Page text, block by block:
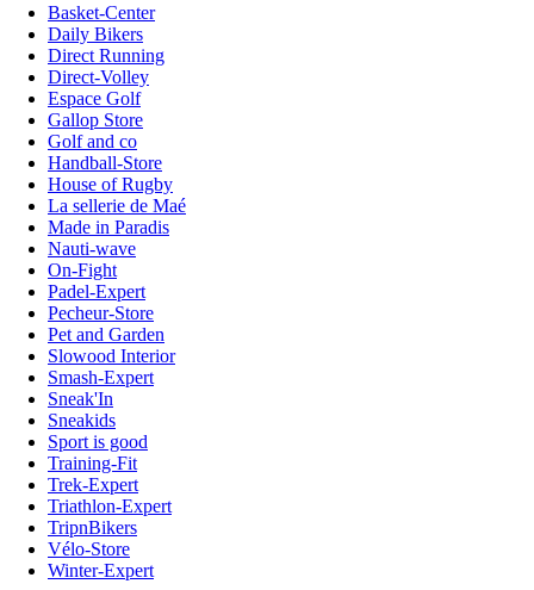
Basket-Center
Daily Bikers
Direct Running
Direct-Volley
Espace Golf
Gallop Store
Golf and co
Handball-Store
House of Rugby
La sellerie de Maé
Made in Paradis
Nauti-wave
On-Fight
Padel-Expert
Pecheur-Store
Pet and Garden
Slowood Interior
Smash-Expert
Sneak'In
Sneakids
Sport is good
Training-Fit
Trek-Expert
Triathlon-Expert
TripnBikers
Vélo-Store
Winter-Expert